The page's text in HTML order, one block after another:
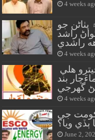
4 weeks
جو
راشد
راشدي
4 weeks
بند
گهرجي
4 weeks
جي
June 2,